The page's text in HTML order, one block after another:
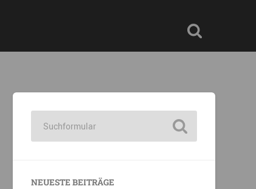
NEUESTE BEITRÄGE